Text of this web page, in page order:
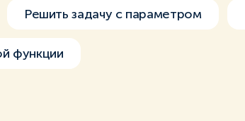
Решить задачу с параметром
функции